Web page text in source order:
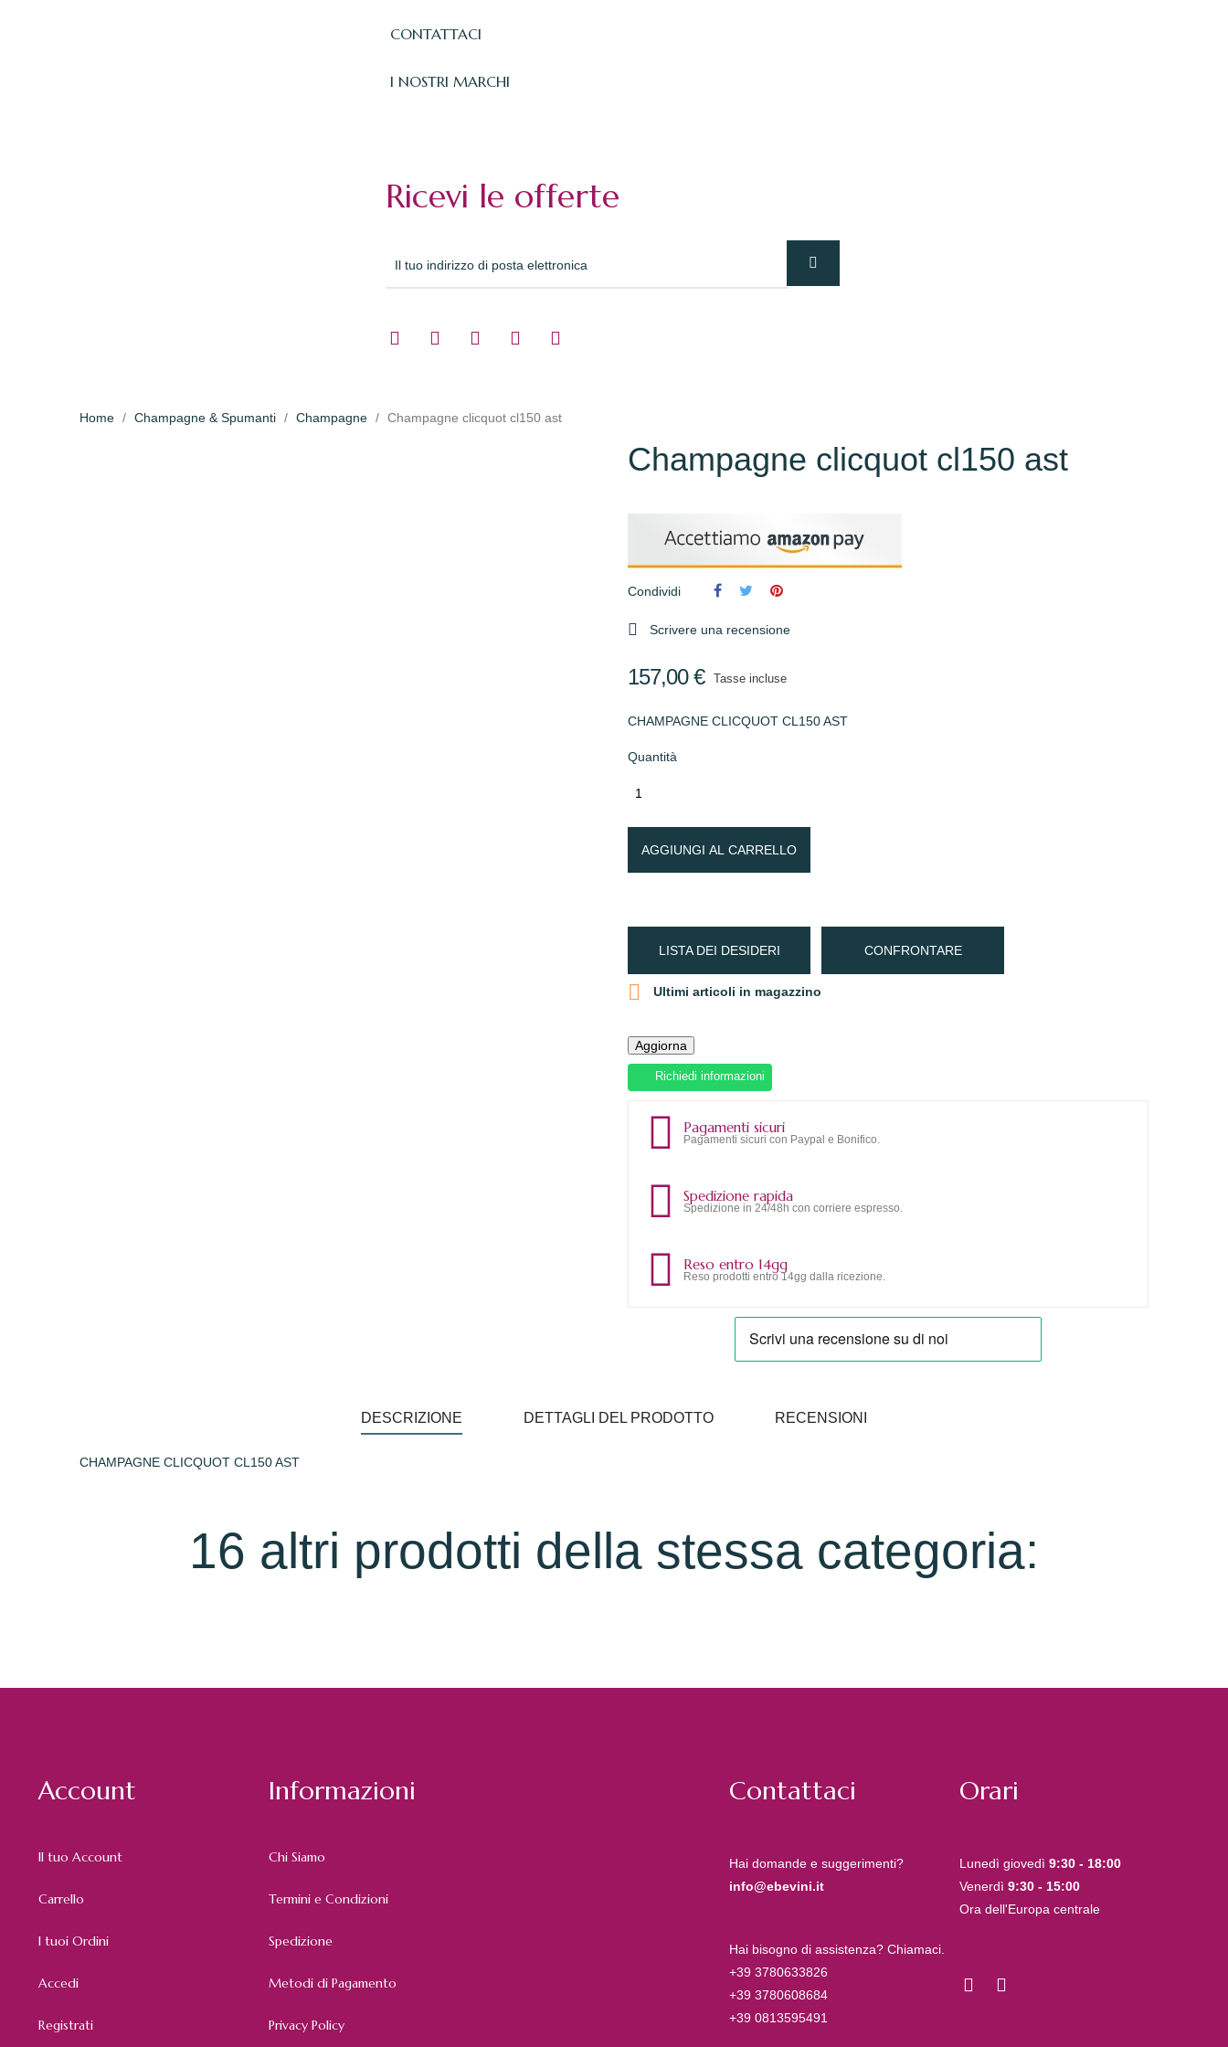
CONTATTACI
I NOSTRI MARCHI
Ricevi le offerte
Home Champagne & Spumanti Champagne Champagne clicquot cl150 ast
Champagne clicquot cl150 ast
Condividi
 Scrivere una recensione
157,00 € Tasse incluse
CHAMPAGNE CLICQUOT CL150 AST
Quantità
AGGIUNGI AL CARRELLO
LISTA DEI DESIDERI CONFRONTARE
 Ultimi articoli in magazzino
Richiedi informazioni
Pagamenti sicuri
Pagamenti sicuri con Paypal e Bonifico.
Spedizione rapida
Spedizione in 24/48h con corriere espresso.
Reso entro 14gg
Reso prodotti entro 14gg dalla ricezione.
DESCRIZIONE DETTAGLI DEL PRODOTTO RECENSIONI
CHAMPAGNE CLICQUOT CL150 AST
16 altri prodotti della stessa categoria:
Account
Il tuo Account
Carrello
I tuoi Ordini
Accedi
Registrati
Informazioni
Chi Siamo
Termini e Condizioni
Spedizione
Metodi di Pagamento
Privacy Policy
Contattaci
Hai domande e suggerimenti?
info@ebevini.it
Hai bisogno di assistenza? Chiamaci.
+39 3780633826
+39 3780608684
+39 0813595491
Orari
Lunedì giovedì 9:30 - 18:00
Venerdì 9:30 - 15:00
Ora dell'Europa centrale